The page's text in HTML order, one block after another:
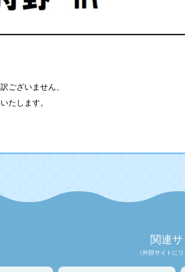
ございません、
たします。
関連
（外部サイトに